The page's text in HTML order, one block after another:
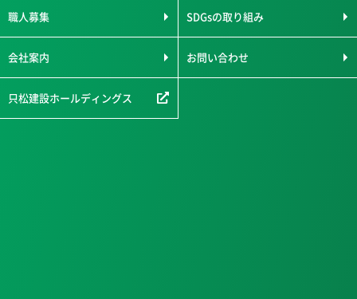
職人募集 SDGsの取り組み
会社案内 お問い合わせ
只松建設ホールディングス